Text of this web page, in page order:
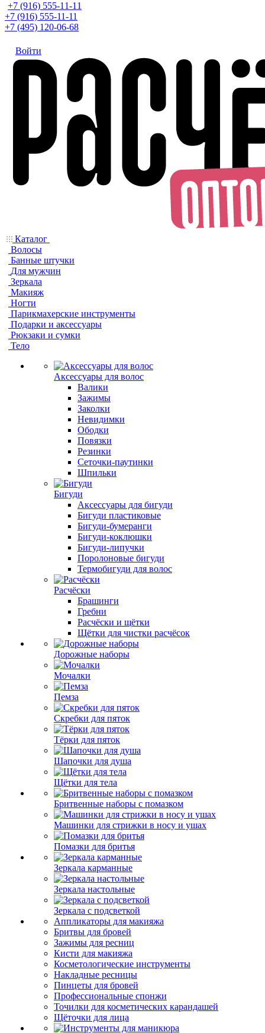
+7 (916) 555-11-11
+7 (916) 555-11-11
+7 (495) 120-06-68
Войти
Каталог
Волосы
Банные штучки
Для мужчин
Зеркала
Макияж
Ногти
Парикмахерские инструменты
Подарки и аксессуары
Рюкзаки и сумки
Тело
Аксессуары для волос
Валики
Зажимы
Заколки
Невидимки
Ободки
Повязки
Резинки
Сеточки-паутинки
Шпильки
Бигуди
Аксессуары для бигуди
Бигуди пластиковые
Бигуди-бумеранги
Бигуди-коклюшки
Бигуди-липучки
Поролоновые бигуди
Термобигуди для волос
Расчёски
Брашинги
Гребни
Расчёски и щётки
Щётки для чистки расчёсок
Дорожные наборы
Мочалки
Пемза
Скребки для пяток
Тёрки для пяток
Шапочки для душа
Щётки для тела
Бритвенные наборы с помазком
Машинки для стрижки в носу и ушах
Помазки для бритья
Зеркала карманные
Зеркала настольные
Зеркала с подсветкой
Аппликаторы для макияжа
Бритвы для бровей
Зажимы для ресниц
Кисти для макияжа
Косметологические инструменты
Накладные ресницы
Пинцеты для бровей
Профессиональные спонжи
Точилки для косметических карандашей
Щёточки для лица